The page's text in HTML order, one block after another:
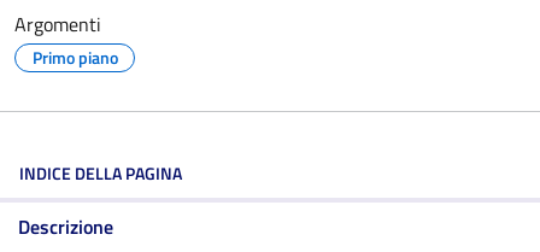
Argomenti
Primo piano
INDICE DELLA PAGINA
Descrizione